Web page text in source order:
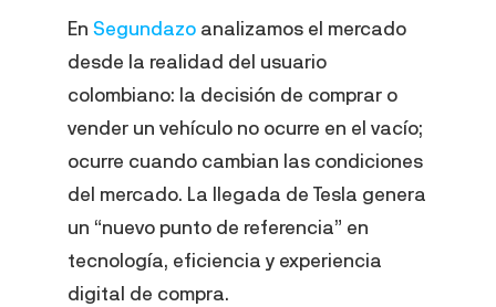
EnSegundazo analizamos el mercado
desde la realidad del usuario
colombiano: la decisión de comprar o
vender un vehículo no ocurre en el vacío;
ocurre cuando cambian las condiciones
del mercado. La llegada de Tesla genera
un “nuevo punto de referencia” en
tecnología, eficiencia y experiencia
digital de compra.